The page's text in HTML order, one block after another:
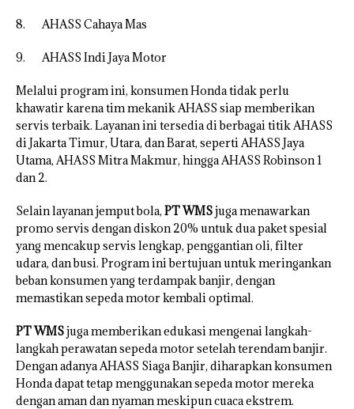
8. AHASS Cahaya Mas
9. AHASS Indi Jaya Motor
Melalui program ini, konsumen Honda tidak perlu
khawatir karena tim mekanik AHASS siap memberikan
servis terbaik. Layanan ini tersedia di berbagai titik AHASS
di Jakarta Timur, Utara, dan Barat, seperti AHASS Jaya
Utama, AHASS Mitra Makmur, hingga AHASS Robinson 1
dan 2.
Selain layanan jemput bola, PT WMSjuga menawarkan
promo servis dengan diskon 20% untuk dua paket spesial
yang mencakup servis lengkap, penggantian oli, filter
udara, dan busi. Program ini bertujuan untuk meringankan
beban konsumen yang terdampak banjir, dengan
memastikan sepeda motor kembali optimal.
PT WMSjuga memberikan edukasi mengenai langkah-
langkah perawatan sepeda motor setelah terendam banjir.
Dengan adanya AHASS Siaga Banjir, diharapkan konsumen
Honda dapat tetap menggunakan sepeda motor mereka
dengan aman dan nyaman meskipun cuaca ekstrem.